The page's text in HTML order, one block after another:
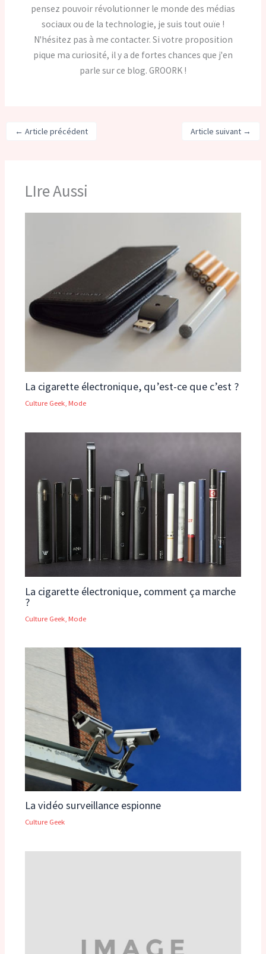
pensez pouvoir révolutionner le monde des médias
sociaux ou de la technologie, je suis tout ouïe !
N'hésitez pas à me contacter. Si votre proposition
pique ma curiosité, il y a de fortes chances que j'en
parle sur ce blog. GROORK !
← Article précédent Article suivant →
LIre Aussi
La cigarette électronique, qu’est-ce que c’est ?
Culture Geek, Mode
La cigarette électronique, comment ça marche
?
Culture Geek, Mode
La vidéo surveillance espionne
Culture Geek